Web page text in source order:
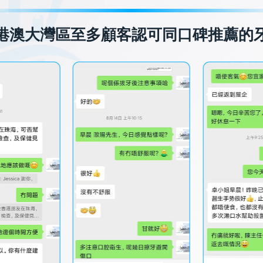
澳大灣區至多顧客認可同口碑推薦的